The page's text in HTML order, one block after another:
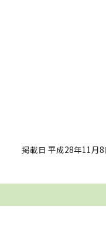
掲載日 平成28年11月8